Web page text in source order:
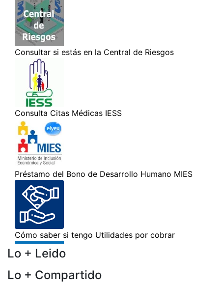
Lo + Leido
Lo + Compartido